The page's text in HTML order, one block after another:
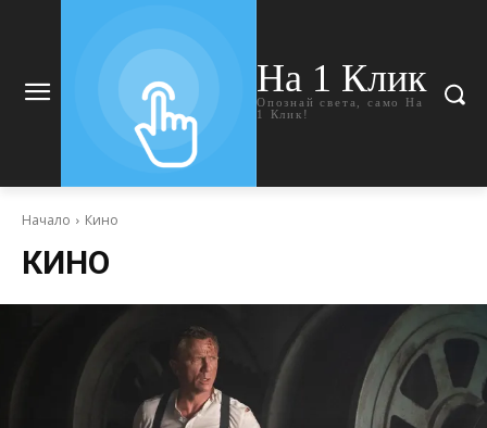
На 1 Клик
Опознай света, само На
1 Клик!
Начало Кино
КИНО